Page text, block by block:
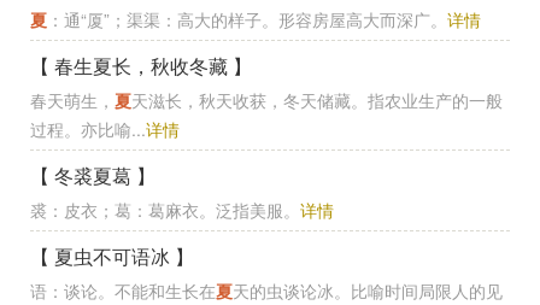
夏 ：通“厦”；渠渠：高大的样子。形容房屋高大而深广。 详情
【 春生夏长，秋收冬藏 】
春天萌生， 夏天滋长，秋天收获，冬天储藏。指农业生产的一般
过程。亦比喻...详情
【 冬裘夏葛 】
裘：皮衣；葛：葛麻衣。泛指美服。 详情
【 夏虫不可语冰 】
语：谈论。不能和生长在夏天的虫谈论冰。比喻时间局限人的见